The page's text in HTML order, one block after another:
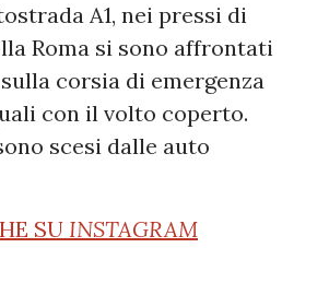
A1, nei pressi di
Roma si sono affrontati
corsia di emergenza
con il volto coperto.
scesi dalle auto
SU INSTAGRAM